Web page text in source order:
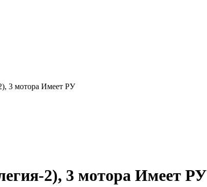
3 мотора Имеет РУ
2), 3 мотора Имеет РУ